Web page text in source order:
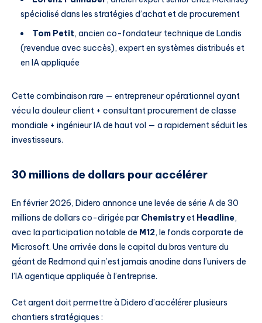
spécialisé dans les stratégies d’achat et de procurement
Tom Petit, ancien co-fondateur technique de Landis
(revendue avec succès), expert en systèmes distribués et
en IA appliquée
Cette combinaison rare — entrepreneur opérationnel ayant
vécu la douleur client + consultant procurement de classe
mondiale + ingénieur IA de haut vol — a rapidement séduit les
investisseurs.
30 millions de dollars pour accélérer
En février 2026, Didero annonce une levée de série A de 30
millions de dollars co-dirigée par Chemistryet Headline,
avec la participation notable de M12, le fonds corporate de
Microsoft. Une arrivée dans le capital du bras venture du
géant de Redmond qui n’est jamais anodine dans l’univers de
l’IA agentique appliquée à l’entreprise.
Cet argent doit permettre à Didero d’accélérer plusieurs
chantiers stratégiques :